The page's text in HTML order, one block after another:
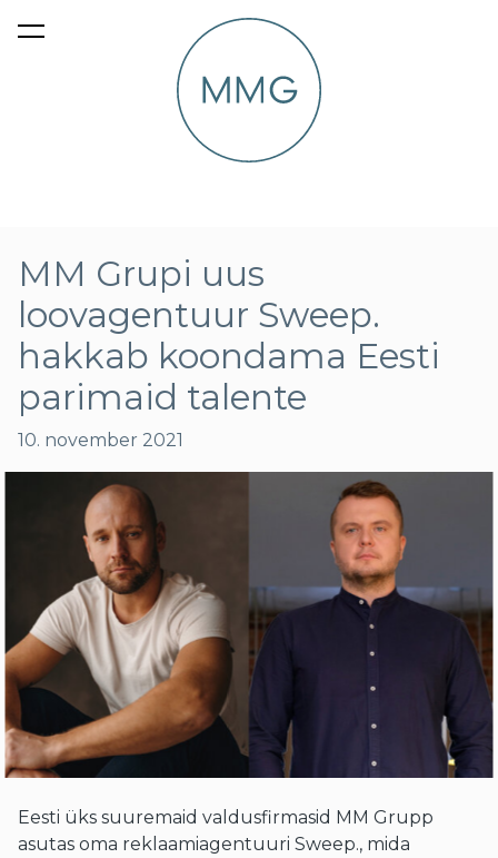
lisati ostukorvi. Vaata ostukorvi
MM Grupi uus
loovagentuur Sweep.
hakkab koondama Eesti
parimaid talente
10. november 2021
Eesti üks suuremaid valdusfirmasid MM Grupp
asutas oma reklaamiagentuuri Sweep., mida